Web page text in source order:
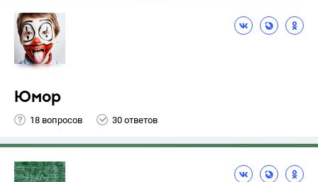
Юмор
18 вопросов 30 ответов